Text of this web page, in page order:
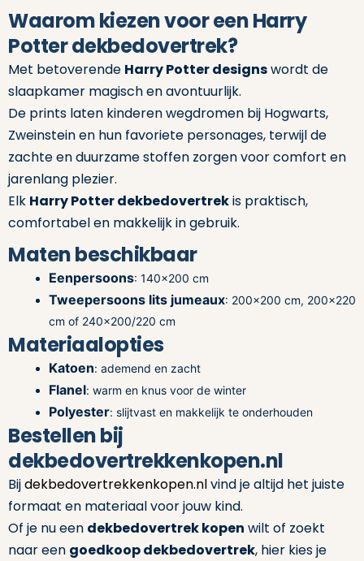
Waarom kiezen voor een Harry
Potter dekbedovertrek?
Met betoverende Harry Potter designswordt de
slaapkamer magisch en avontuurlijk.
De prints laten kinderen wegdromen bij Hogwarts,
Zweinstein en hun favoriete personages, terwijl de
zachte en duurzame stoffen zorgen voor comfort en
jarenlang plezier.
Elk Harry Potter dekbedovertrekis praktisch,
comfortabel en makkelijk in gebruik.
Maten beschikbaar
Eenpersoons: 140×200 cm
Tweepersoons lits jumeaux: 200×200 cm, 200×220
cm of 240×200/220 cm
Materiaalopties
Katoen: ademend en zacht
Flanel: warm en knus voor de winter
Polyester: slijtvast en makkelijk te onderhouden
Bestellen bij
dekbedovertrekkenkopen.nl
Bijdekbedovertrekkenkopen.nlvind je altijd het juiste
formaat en materiaal voor jouw kind.
Of je nu een dekbedovertrek kopen wilt of zoekt
naar een goedkoop dekbedovertrek, hier kies je